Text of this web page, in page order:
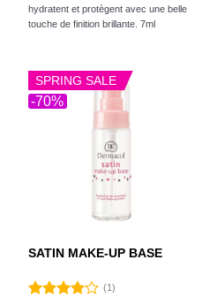
hydratent et protègent avec une belle
touche de finition brillante. 7ml
-70%
SPRING SALE
SATIN MAKE-UP BASE
(1)